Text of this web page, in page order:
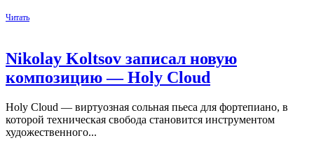
Читать
Nikolay Koltsov записал новую
композицию — Holy Cloud
Holy Cloud — виртуозная сольная пьеса для фортепиано, в
которой техническая свобода становится инструментом
художественного...